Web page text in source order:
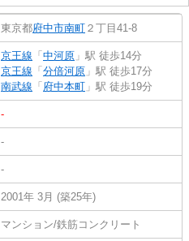
東京都府中市南町 ２丁目41-8
京王線 「 中河原 」駅 徒歩14分
京王線 「 分倍河原 」駅 徒歩17分
南武線 「 府中本町 」駅 徒歩19分
-
-
-
2001年 3月 (築25年)
マンション/鉄筋コンクリート